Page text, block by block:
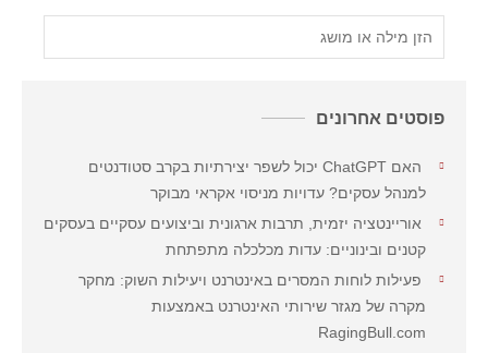
פוסטים אחרונים
האם ChatGPT יכול לשפר יצירתיות בקרב סטודנטים
למנהל עסקים? עדויות מניסוי אקראי מבוקר
אוריינטציה יזמית, תרבות ארגונית וביצועים עסקיים בעסקים
קטנים ובינוניים: עדות מכלכלה מתפתחת
פעילות לוחות המסרים באינטרנט ויעילות השוק: מחקר
מקרה של מגזר שירותי האינטרנט באמצעות
RagingBull.com